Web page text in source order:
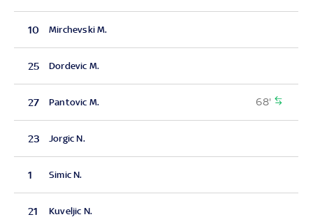
10 Mirchevski M.
25 Dordevic M.
27 Pantovic M. 68'
23 Jorgic N.
1 Simic N.
21 Kuveljic N.